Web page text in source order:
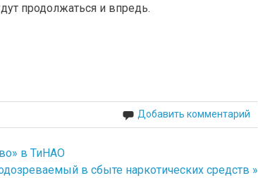
продолжаться и впредь.
Добавить комментарий
в ТиНАО
в сбыте наркотических средств »